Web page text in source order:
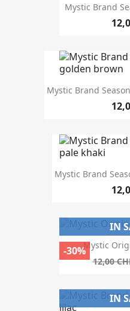
Mystic Brand
Mystic Brand
Mystic Brand
Mystic
12,00
IN
-30%
IN